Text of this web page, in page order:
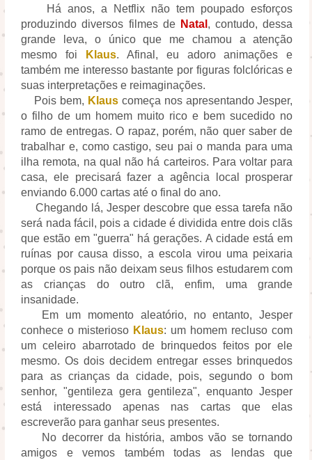
Há anos, a Netflix não tem poupado esforços
produzindo diversos filmes de Natal , contudo, dessa
grande leva, o único que me chamou a atenção
mesmo foi
Klaus. Afinal, eu adoro animações e
também me interesso bastante por figuras folclóricas e
suas interpretações e reimaginações.
Pois bem, Klaus começa nos apresentando Jesper,
o filho de um homem muito rico e bem sucedido no
ramo de entregas. O rapaz, porém, não quer saber de
trabalhar e, como castigo, seu pai o manda para uma
ilha remota, na qual não há carteiros. Para voltar para
casa, ele precisará fazer a agência local prosperar
enviando 6.000 cartas até o final do ano.
Chegando lá, Jesper descobre que essa tarefa não
será nada fácil, pois a cidade é dividida entre dois clãs
que estão em "guerra" há gerações. A cidade está em
ruínas por causa disso, a escola virou uma peixaria
porque os pais não deixam seus filhos estudarem com
as crianças do outro clã, enfim, uma grande
insanidade.
Em um momento aleatório, no entanto, Jesper
conhece o misterioso Klaus: um homem recluso com
um celeiro abarrotado de brinquedos feitos por ele
mesmo. Os dois decidem entregar esses brinquedos
para as crianças da cidade, pois, segundo o bom
senhor, "gentileza gera gentileza", enquanto Jesper
está interessado apenas nas cartas que elas
escreverão para ganhar seus presentes.
No decorrer da história, ambos vão se tornando
amigos e vemos também todas as lendas que